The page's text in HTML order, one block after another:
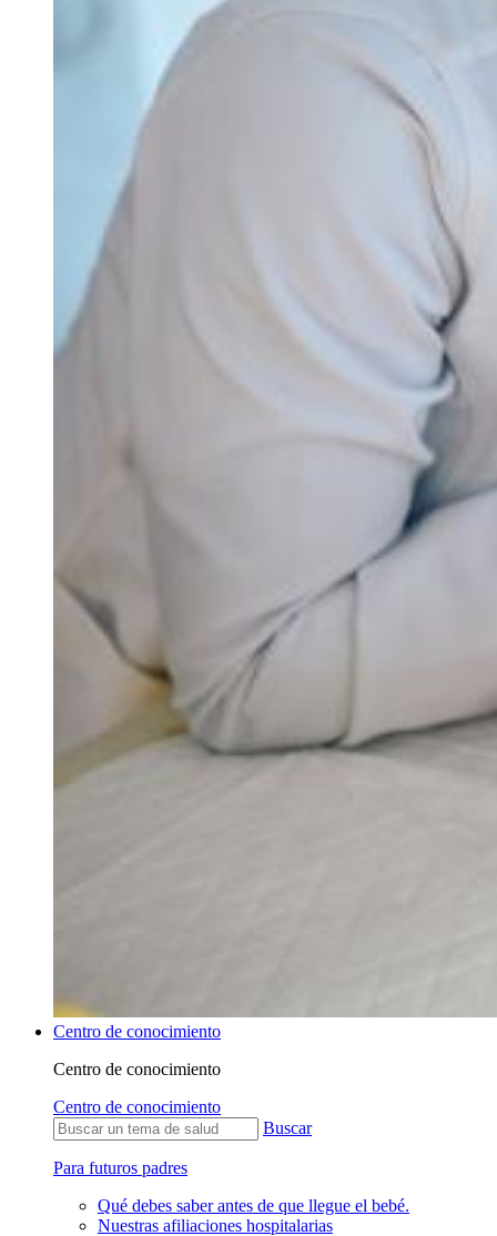
Centro de conocimiento
Centro de conocimiento
Centro de conocimiento
Buscar
Para futuros padres
Qué debes saber antes de que llegue el bebé.
Nuestras afiliaciones hospitalarias